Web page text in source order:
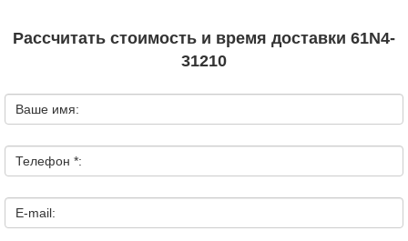
Рассчитать стоимость и время доставки 61N4-
31210
Ваше имя:
Телефон *:
E-mail: